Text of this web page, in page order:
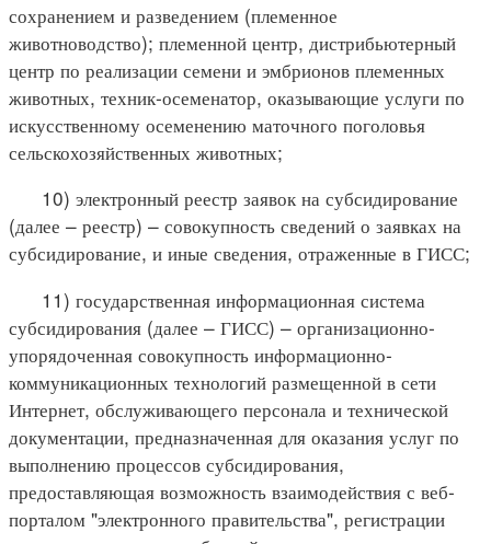
сохранением и разведением (племенное
животноводство); племенной центр, дистрибьютерный
центр по реализации семени и эмбрионов племенных
животных, техник-осеменатор, оказывающие услуги по
искусственному осеменению маточного поголовья
сельскохозяйственных животных;
10) электронный реестр заявок на субсидирование
(далее – реестр) – совокупность сведений о заявках на
субсидирование, и иные сведения, отраженные в ГИСС;
11) государственная информационная система
субсидирования (далее – ГИСС) – организационно-
упорядоченная совокупность информационно-
коммуникационных технологий размещенной в сети
Интернет, обслуживающего персонала и технической
документации, предназначенная для оказания услуг по
выполнению процессов субсидирования,
предоставляющая возможность взаимодействия с веб-
порталом "электронного правительства", регистрации